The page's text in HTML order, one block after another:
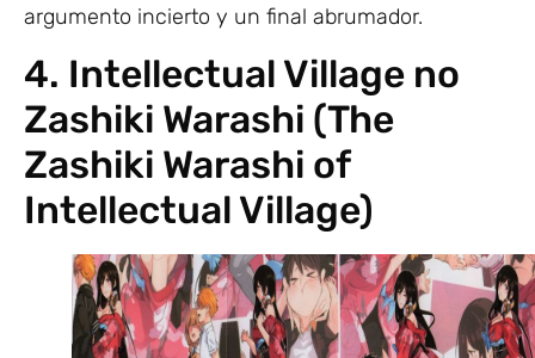
argumento incierto y un final abrumador.
4. Intellectual Village no
Zashiki Warashi (The
Zashiki Warashi of
Intellectual Village)